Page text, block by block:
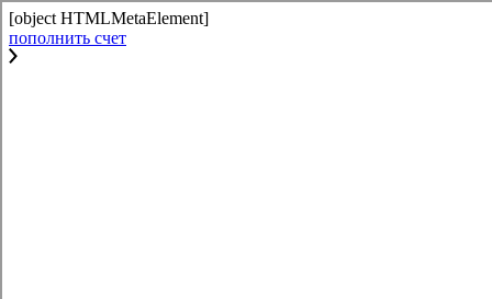
[object HTMLMetaElement]
пополнить счет